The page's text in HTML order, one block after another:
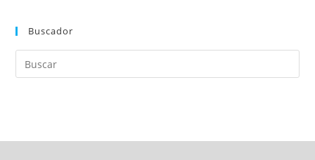
Buscador